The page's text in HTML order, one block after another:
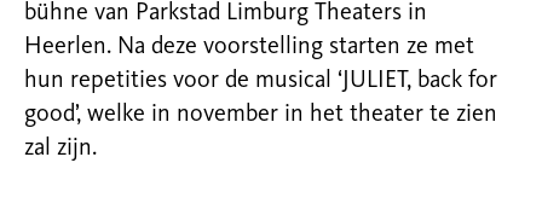
bühne van Parkstad Limburg Theaters in
Heerlen. Na deze voorstelling starten ze met
hun repetities voor de musical ‘JULIET, back for
good’, welke in november in het theater te zien
zal zijn.